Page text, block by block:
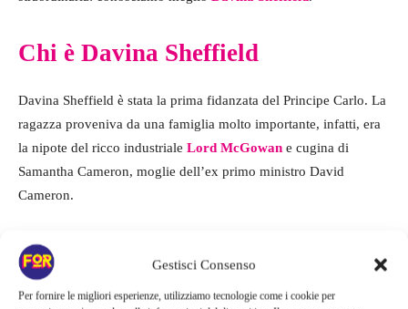
Gestisci Consenso
Per fornire le migliori esperienze, utilizziamo tecnologie come i cookie per
Chi è Davina Sheffield
Davina Sheffield è stata la prima fidanzata del Principe Carlo. La
ragazza proveniva da una famiglia molto importante, infatti, era
la nipote del ricco industriale Lord McGowan e cugina di
Samantha Cameron, moglie dell’ex primo ministro David
Cameron.